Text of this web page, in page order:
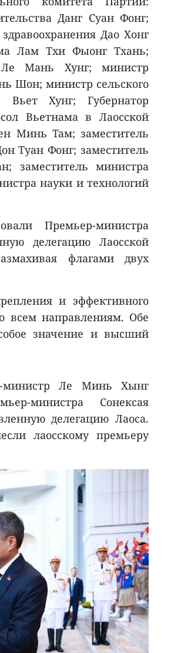
Данг Суан Фонг;
Дао Хонг
Лам Тхи Фыонг Тхань;
Мань Хунг; министр
Шон; министр сельского
Хунг; Губернатор
Вьетнама в Лаосской
Минь Там; заместитель
Туан Фонг; заместитель
заместитель министра
науки и технологий
Премьер-министра
делегацию Лаосской
флагами двух
и эффективного
всем направлениям. Обе
значение и высший
министр Ле Минь Хынг
министра Сонексая
делегацию Лаоса.
лаосскому премьеру